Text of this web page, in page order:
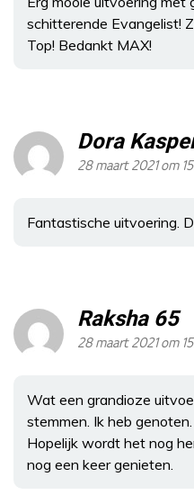
schitterende Evangelist!
Top! Bedankt MAX!
Dora
28 maart 2021 om
Fantastische uitvoering.
Raksha 65
28 maart 2021 om
Wat een grandioze
stemmen. Ik heb genoten.
Hopelijk wordt het nog
nog een keer genieten.